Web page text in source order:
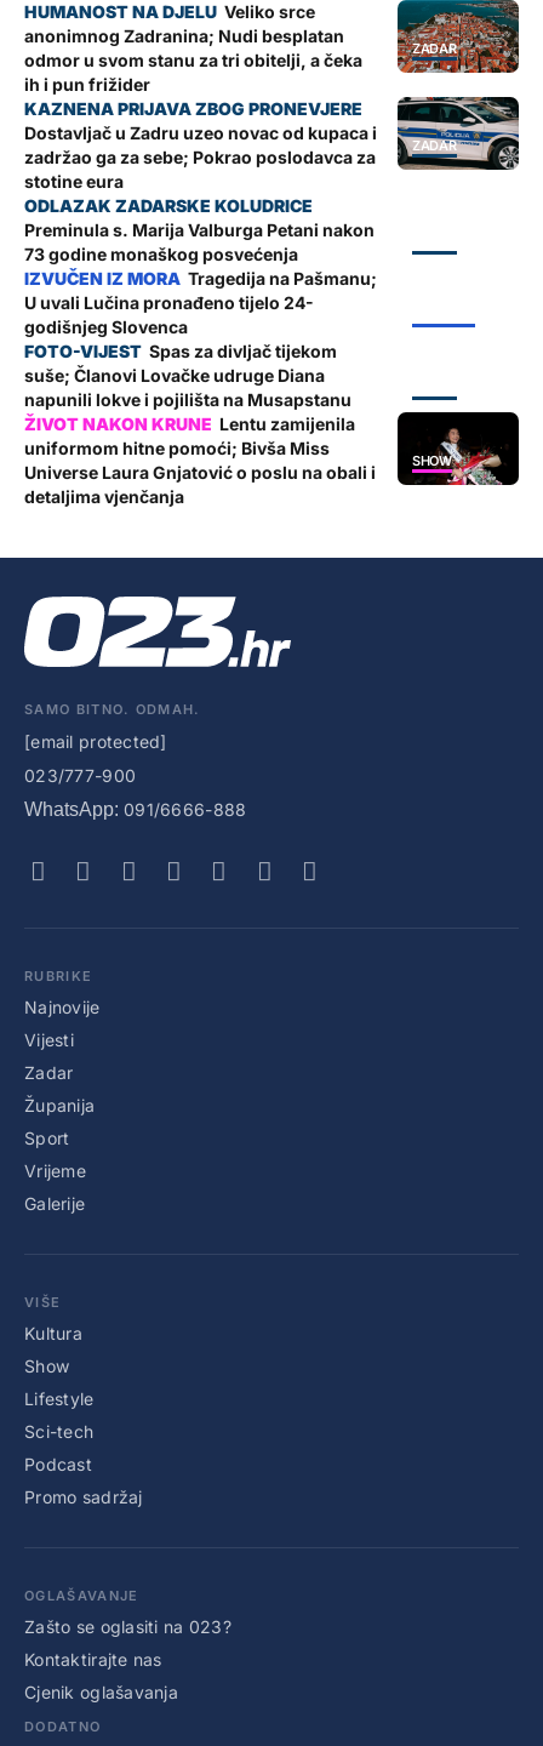
ZADAR
Veliko srce
anonimnog Zadranina; Nudi besplatan
odmor u svom stanu za tri obitelji, a čeka
ih i pun frižider
ZADAR
Dostavljač u Zadru uzeo novac od kupaca i
zadržao ga za sebe; Pokrao poslodavca za
stotine eura
Preminula s. Marija Valburga Petani nakon
73 godine monaškog posvećenja
Tragedija na Pašmanu;
U uvali Lučina pronađeno tijelo 24-
godišnjeg Slovenca
Spas za divljač tijekom
suše; Članovi Lovačke udruge Diana
napunili lokve i pojilišta na Musapstanu
SHOW
Lentu zamijenila
uniformom hitne pomoći; Bivša Miss
Universe Laura Gnjatović o poslu na obali i
detaljima vjenčanja
SAMO BITNO. ODMAH.
[email protected]
023/777-900
WhatsApp: 091/6666-888
RUBRIKE
Najnovije
Vijesti
Zadar
Županija
Sport
Vrijeme
Galerije
VIŠE
Kultura
Show
Lifestyle
Sci-tech
Podcast
Promo sadržaj
OGLAŠAVANJE
Zašto se oglasiti na 023?
Kontaktirajte nas
Cjenik oglašavanja
DODATNO